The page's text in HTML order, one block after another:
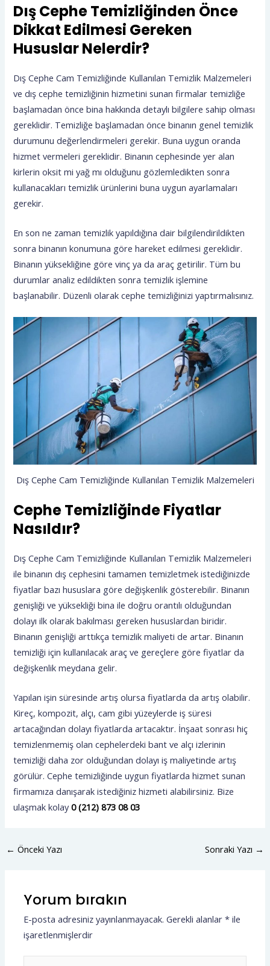
Dış Cephe Temizliğinden Önce
Dikkat Edilmesi Gereken
Hususlar Nelerdir?
Dış Cephe Cam Temizliğinde Kullanılan Temizlik Malzemeleri
ve dış cephe temizliğinin hizmetini sunan firmalar temizliğe
başlamadan önce bina hakkında detaylı bilgilere sahip olması
gereklidir. Temizliğe başlamadan önce binanın genel temizlik
durumunu değerlendirmeleri gerekir. Buna uygun oranda
hizmet vermeleri gereklidir. Binanın cephesinde yer alan
kirlerin oksit mi yağ mı olduğunu gözlemledikten sonra
kullanacakları temizlik ürünlerini buna uygun ayarlamaları
gerekir.
En son ne zaman temizlik yapıldığına dair bilgilendirildikten
sonra binanın konumuna göre hareket edilmesi gereklidir.
Binanın yüksekliğine göre vinç ya da araç getirilir. Tüm bu
durumlar analiz edildikten sonra temizlik işlemine
başlanabilir. Düzenli olarak cephe temizliğinizi yaptırmalısınız.
Dış Cephe Cam Temizliğinde Kullanılan Temizlik Malzemeleri
Cephe Temizliğinde Fiyatlar
Nasıldır?
Dış Cephe Cam Temizliğinde Kullanılan Temizlik Malzemeleri
ile binanın dış cephesini tamamen temizletmek istediğinizde
fiyatlar bazı hususlara göre değişkenlik gösterebilir. Binanın
genişliği ve yüksekliği bina ile doğru orantılı olduğundan
dolayı ilk olarak bakılması gereken hususlardan biridir.
Binanın genişliği arttıkça temizlik maliyeti de artar. Binanın
temizliği için kullanılacak araç ve gereçlere göre fiyatlar da
değişkenlik meydana gelir.
Yapılan işin süresinde artış olursa fiyatlarda da artış olabilir.
Kireç, kompozit, alçı, cam gibi yüzeylerde iş süresi
artacağından dolayı fiyatlarda artacaktır. İnşaat sonrası hiç
temizlenmemiş olan cephelerdeki bant ve alçı izlerinin
temizliği daha zor olduğundan dolayı iş maliyetinde artış
görülür. Cephe temizliğinde uygun fiyatlarda hizmet sunan
firmamıza danışarak istediğiniz hizmeti alabilirsiniz. Bize
ulaşmak kolay0 (212) 873 08 03
← Önceki Yazı Sonraki Yazı →
Yorum bırakın
E-posta adresiniz yayınlanmayacak. Gerekli alanlar* ile
işaretlenmişlerdir